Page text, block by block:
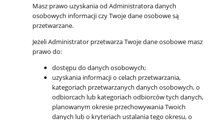
Masz prawo uzyskania od Administratora danych
osobowych informacji czy Twoje dane osobowe są
przetwarzane.
Jeżeli Administrator przetwarza Twoje dane osobowe masz
prawo do:
dostępu do danych osobowych;
uzyskania informacji o celach przetwarzania,
kategoriach przetwarzanych danych osobowych, o
odbiorcach lub kategoriach odbiorców tych danych,
planowanym okresie przechowywania Twoich
danych lub o kryteriach ustalania tego okresu, o